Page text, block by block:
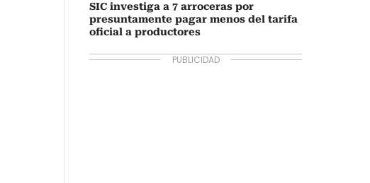
SIC investiga a 7 arroceras por
presuntamente pagar menos del tarifa
oficial a productores